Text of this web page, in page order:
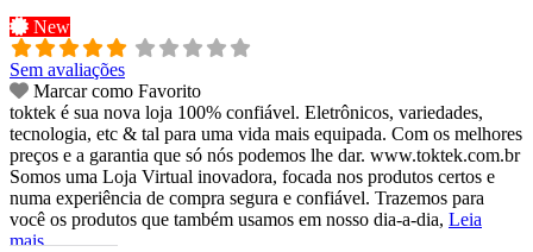
New
Sem avaliações
Marcar como Favorito
toktek é sua nova loja 100% confiável. Eletrônicos, variedades,
tecnologia, etc & tal para uma vida mais equipada. Com os melhores
preços e a garantia que só nós podemos lhe dar. www.toktek.com.br
Somos uma Loja Virtual inovadora, focada nos produtos certos e
numa experiência de compra segura e confiável. Trazemos para
você os produtos que também usamos em nosso dia-a-dia, Leia
mais...